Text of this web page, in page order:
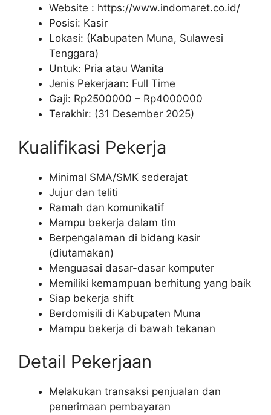
Website : https://www.indomaret.co.id/
Posisi: Kasir
Lokasi: (Kabupaten Muna, Sulawesi
Tenggara)
Untuk: Pria atau Wanita
Jenis Pekerjaan: Full Time
Gaji: Rp2500000 – Rp4000000
Terakhir: (31 Desember 2025)
Kualifikasi Pekerja
Minimal SMA/SMK sederajat
Jujur dan teliti
Ramah dan komunikatif
Mampu bekerja dalam tim
Berpengalaman di bidang kasir
(diutamakan)
Menguasai dasar-dasar komputer
Memiliki kemampuan berhitung yang baik
Siap bekerja shift
Berdomisili di Kabupaten Muna
Mampu bekerja di bawah tekanan
Detail Pekerjaan
Melakukan transaksi penjualan dan
penerimaan pembayaran